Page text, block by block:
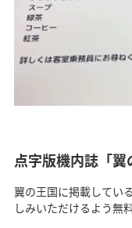
点字版機内誌「翼
翼の王国に掲載してい
しみいただけるよう無